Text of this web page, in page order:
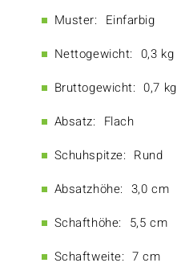
Muster: Einfarbig
Nettogewicht: 0,3 kg
Bruttogewicht: 0,7 kg
Absatz: Flach
Schuhspitze: Rund
Absatzhöhe: 3,0 cm
Schafthöhe: 5,5 cm
Schaftweite: 7 cm